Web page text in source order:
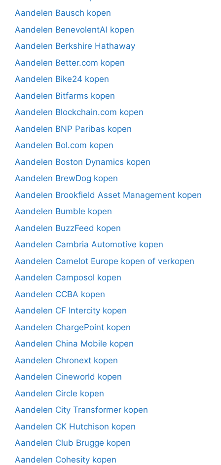
Aandelen Bausch kopen
Aandelen BenevolentAI kopen
Aandelen Berkshire Hathaway
Aandelen Better.com kopen
Aandelen Bike24 kopen
Aandelen Bitfarms kopen
Aandelen Blockchain.com kopen
Aandelen BNP Paribas kopen
Aandelen Bol.com kopen
Aandelen Boston Dynamics kopen
Aandelen BrewDog kopen
Aandelen Brookfield Asset Management kopen
Aandelen Bumble kopen
Aandelen BuzzFeed kopen
Aandelen Cambria Automotive kopen
Aandelen Camelot Europe kopen of verkopen
Aandelen Camposol kopen
Aandelen CCBA kopen
Aandelen CF Intercity kopen
Aandelen ChargePoint kopen
Aandelen China Mobile kopen
Aandelen Chronext kopen
Aandelen Cineworld kopen
Aandelen Circle kopen
Aandelen City Transformer kopen
Aandelen CK Hutchison kopen
Aandelen Club Brugge kopen
Aandelen Cohesity kopen